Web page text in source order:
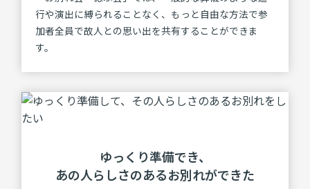
行や演出に縛られることなく、もっと自由な方法で参
加者全員で故人との思い出を共有することができま
す。
ゆっくり準備でき、
あの⼈らしさのあるお別れができた